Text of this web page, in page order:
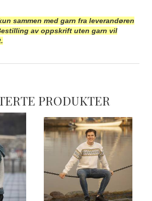
sammen med garn fra leverandøren
av oppskrift uten garn vil
PRODUKTER